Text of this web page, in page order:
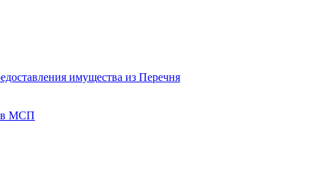
имущества из Перечня
МСП